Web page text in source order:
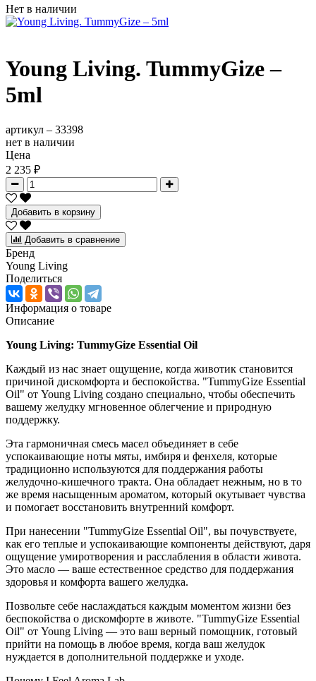
Нет в наличии
Young Living. TummyGize –
5ml
артикул – 33398
нет в наличии
Цена
2 235 ₽
Добавить в корзину
Добавить в сравнение
Бренд
Young Living
Поделиться
Информация о товаре
Описание
Young Living: TummyGize Essential Oil
Каждый из нас знает ощущение, когда животик становится
причиной дискомфорта и беспокойства. "TummyGize Essential
Oil" от Young Living создано специально, чтобы обеспечить
вашему желудку мгновенное облегчение и природную
поддержку.
Эта гармоничная смесь масел объединяет в себе
успокаивающие ноты мяты, имбиря и фенхеля, которые
традиционно используются для поддержания работы
желудочно-кишечного тракта. Она обладает нежным, но в то
же время насыщенным ароматом, который окутывает чувства
и помогает восстановить внутренний комфорт.
При нанесении "TummyGize Essential Oil", вы почувствуете,
как его теплые и успокаивающие компоненты действуют, даря
ощущение умиротворения и расслабления в области живота.
Это масло — ваше естественное средство для поддержания
здоровья и комфорта вашего желудка.
Позвольте себе наслаждаться каждым моментом жизни без
беспокойства о дискомфорте в животе. "TummyGize Essential
Oil" от Young Living — это ваш верный помощник, готовый
прийти на помощь в любое время, когда ваш желудок
нуждается в дополнительной поддержке и уходе.